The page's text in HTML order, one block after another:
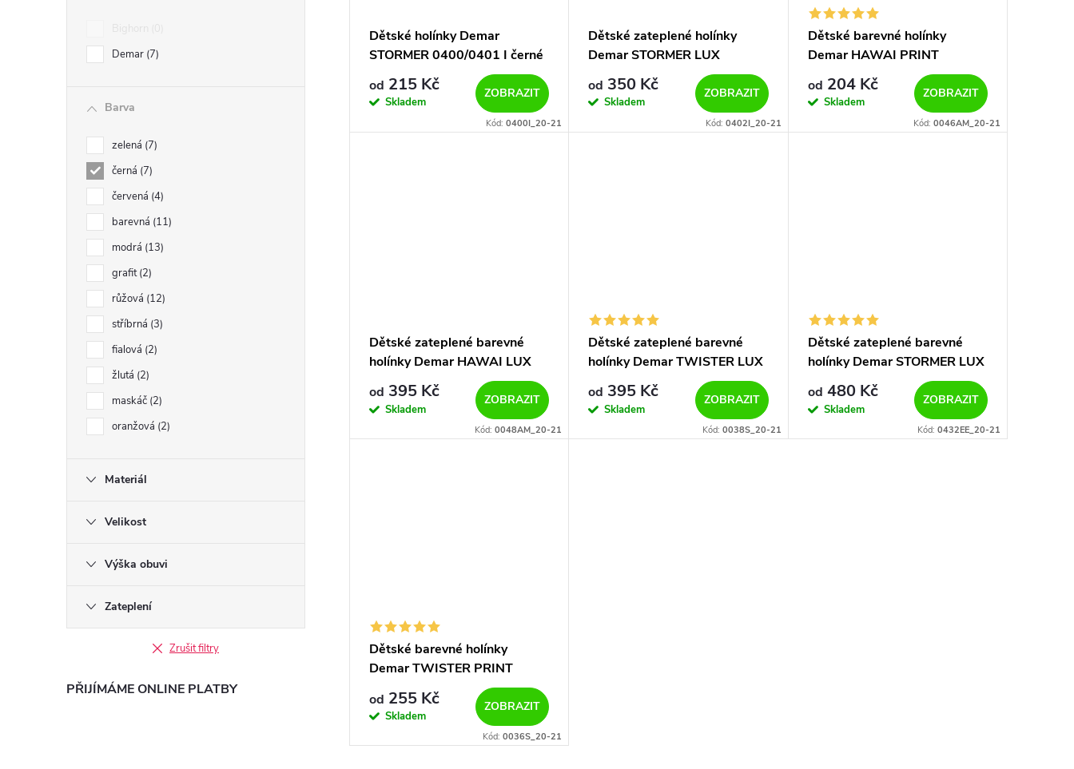
Demar 7
Barva
zelená 7
černá 7
červená 4
barevná 11
modrá 13
grafit 2
růžová 12
stříbrná 3
fialová 2
žlutá 2
maskáč 2
oranžová 2
Materiál
Velikost
Výška obuvi
Zateplení
Zrušit filtry
PŘIJÍMÁME ONLINE PLATBY
u
o
Dětské holínky Demar
STORMER 0400/0401 I černé
od 215 Kč
Skladem
ZOBRAZIT
Kód:0400I_20-21
Dětské zateplené holínky
Demar STORMER LUX
0402/0403 I černé
od 350 Kč
Skladem
ZOBRAZIT
Kód: 0402I_20-21
Dětské barevné holínky
Demar HAWAI PRINT
0046/0047 AM květy
od 204 Kč
Skladem
ZOBRAZIT
Kód: 0046AM_20-21
Dětské zateplené barevné
holínky Demar HAWAI LUX
PRINT 0048/0049 AM květy
od 395 Kč
Skladem
ZOBRAZIT
Kód:0048AM_20-21
Dětské zateplené barevné
holínky Demar TWISTER LUX
PRINT 0038/0039 S zebra
od 395 Kč
Skladem
ZOBRAZIT
Kód: 0038S_20-21
Dětské zateplené barevné
holínky Demar STORMER LUX
EXCLUSIVE 0432/0433 EE
auta
od 480 Kč
Skladem
ZOBRAZIT
Kód: 0432EE_20-21
Dětské barevné holínky
Demar TWISTER PRINT
0036/0037 S zebra
od 255 Kč
Skladem
ZOBRAZIT
Kód:0036S_20-21